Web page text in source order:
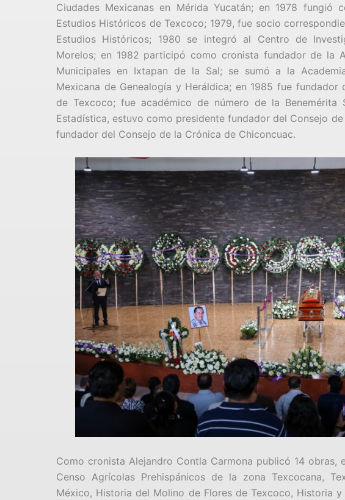
Ciudades Mexicanas en Mérida Yucatán; en 1978 fungió
Estudios Históricos de Texcoco; 1979, fue socio
Estudios Históricos; 1980 se integró al Centro de
Morelos; en 1982 participó como cronista fundador de la
Municipales en Ixtapan de la Sal; se sumó a la
Mexicana de Genealogía y Heráldica; en 1985 fue fundador
de Texcoco; fue académico de número de la Benemérita
Estadística, estuvo como presidente fundador del Consejo
fundador del Consejo de la Crónica de Chiconcuac.
Como cronista Alejandro Contla Carmona publicó 14 obras,
Censo Agrícolas Prehispánicos de la zona Texcocana,
México, Historia del Molino de Flores de Texcoco, Historia